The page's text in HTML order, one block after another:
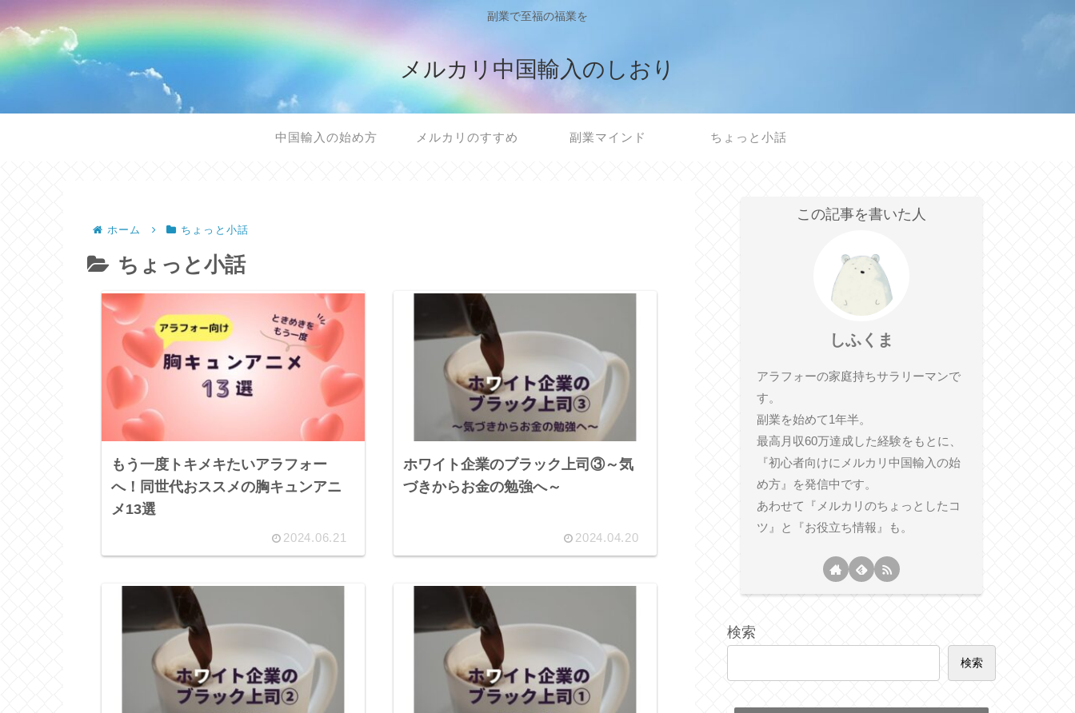
副業で至福の福業を
メルカリ中国輸入のしおり
中国輸入の始め方 メルカリのすすめ 副業マインド ちょっと小話
ホーム ちょっと小話
ちょっと小話
もう一度トキメキたいアラフォー
へ！同世代おススメの胸キュンアニ
メ13選
2024.06.21
ホワイト企業のブラック上司③～気
づきからお金の勉強へ～
2024.04.20
この記事を書いた人
しふくま
アラフォーの家庭持ちサラリーマンで
す。
副業を始めて1年半。
最高月収60万達成した経験をもとに、
『初心者向けにメルカリ中国輸入の始
め方』を発信中です。
あわせて『メルカリのちょっとしたコ
ツ』と『お役立ち情報』も。
検索
検索